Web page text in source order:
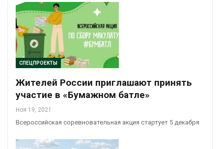
СПЕЦПРОЕКТЫ
Жителей России приглашают принять
участие в «Бумажном батле»
Ноя 19, 2021
Всероссийская соревновательная акция стартует 5 декабря